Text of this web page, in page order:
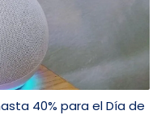
40% para el Día de